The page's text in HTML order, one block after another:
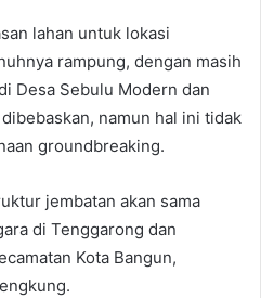
lahan untuk lokasi
rampung, dengan masih
Desa Sebulu Modern dan
namun hal ini tidak
groundbreaking.
jembatan akan sama
di Tenggarong dan
Kota Bangun,